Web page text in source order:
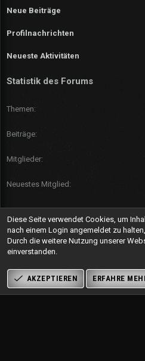
Neue Beiträge
Profilnachrichten
Neueste Aktivitäten
Statistik des Forums
Themen
Beiträge
Mitglieder
Neuestes Mitglied
Teilen
BlueskyLinkedInRedditPinterestTumblr
Community platform by XenForo® ©
Diese Seite verwendet Cookies, um
nach einem Login angemeldet zu
Durch die weitere Nutzung unserer
einverstanden.
AKZEPTIEREN ERFAHRE